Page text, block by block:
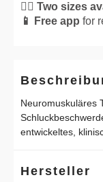
👌🏼 Two sizes
📱 Free app for
Neuromuskuläres
entwickeltes,
Hersteller